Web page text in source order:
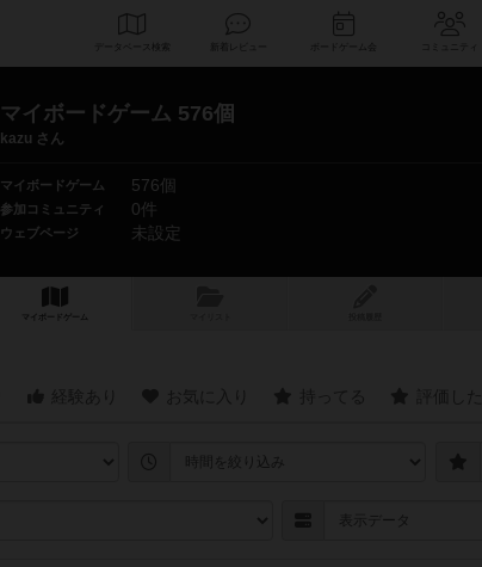
データベース
マイボードゲーム 576個
kazu さん
マイボードゲーム 576個
参加コミュニティ 0件
ウェブページ 未設定
マイボードゲーム